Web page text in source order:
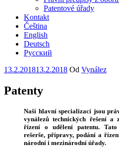
Patentové úřady
Kontakt
Čeština
English
Deutsch
Русский
Publikováno
13.2.201813.2.2018 Od Vynález
Patenty
Naší hlavní specializací jsou
vynálezů technických řešení a
řízení o udělení patentu. Tato
rešerše, přípravy, podání a
národní i mezinárodní úřady.